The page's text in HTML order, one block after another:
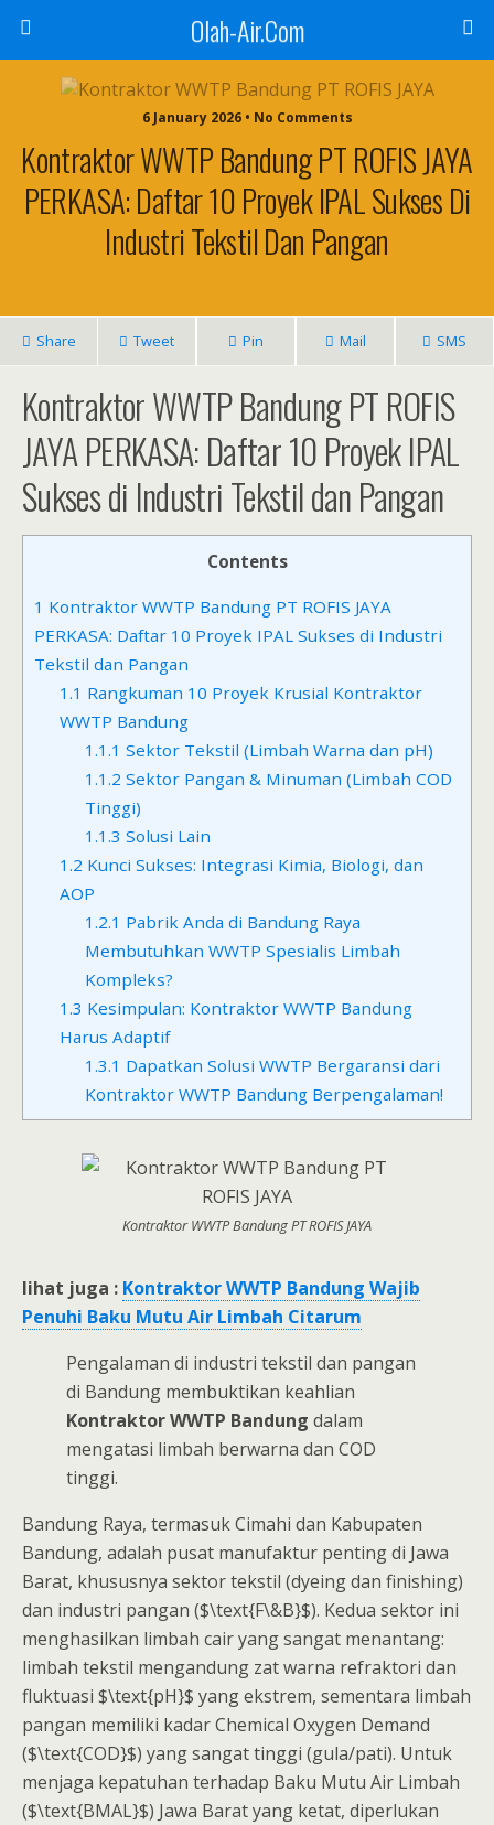
Olah-Air.Com
6 January 2026 • No Comments
Kontraktor WWTP Bandung PT ROFIS JAYA
PERKASA: Daftar 10 Proyek IPAL Sukses Di
Industri Tekstil Dan Pangan
Share Tweet Pin Mail SMS
Kontraktor WWTP Bandung PT ROFIS
JAYA PERKASA: Daftar 10 Proyek IPAL
Sukses di Industri Tekstil dan Pangan
Contents
1 Kontraktor WWTP Bandung PT ROFIS JAYA
PERKASA: Daftar 10 Proyek IPAL Sukses di Industri
Tekstil dan Pangan
1.1 Rangkuman 10 Proyek Krusial Kontraktor
WWTP Bandung
1.1.1 Sektor Tekstil (Limbah Warna dan pH)
1.1.2 Sektor Pangan & Minuman (Limbah COD
Tinggi)
1.1.3 Solusi Lain
1.2 Kunci Sukses: Integrasi Kimia, Biologi, dan
AOP
1.2.1 Pabrik Anda di Bandung Raya
Membutuhkan WWTP Spesialis Limbah
Kompleks?
1.3 Kesimpulan: Kontraktor WWTP Bandung
Harus Adaptif
1.3.1 Dapatkan Solusi WWTP Bergaransi dari
Kontraktor WWTP Bandung Berpengalaman!
Kontraktor WWTP Bandung PT ROFIS JAYA
lihat juga : Kontraktor WWTP Bandung Wajib
Penuhi Baku Mutu Air Limbah Citarum
Pengalaman di industri tekstil dan pangan
di Bandung membuktikan keahlian
Kontraktor WWTP Bandung dalam
mengatasi limbah berwarna dan COD
tinggi.
Bandung Raya, termasuk Cimahi dan Kabupaten
Bandung, adalah pusat manufaktur penting di Jawa
Barat, khususnya sektor tekstil (dyeing dan finishing)
dan industri pangan ($\text{F\&B}$). Kedua sektor ini
menghasilkan limbah cair yang sangat menantang:
limbah tekstil mengandung zat warna refraktori dan
fluktuasi $\text{pH}$ yang ekstrem, sementara limbah
pangan memiliki kadar Chemical Oxygen Demand
($\text{COD}$) yang sangat tinggi (gula/pati). Untuk
menjaga kepatuhan terhadap Baku Mutu Air Limbah
($\text{BMAL}$) Jawa Barat yang ketat, diperlukan